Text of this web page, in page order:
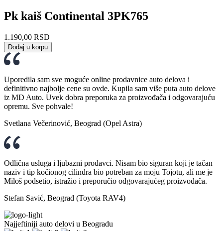
Pk kaiš Continental 3PK765
1.190,00 RSD
Dodaj u korpu
Uporedila sam sve moguće online prodavnice auto delova i
definitivno najbolje cene su ovde. Kupila sam više puta auto delove
iz MD Auto. Uvek dobra preporuka za proizvođača i odgovarajuću
opremu. Sve pohvale!
Svetlana Večerinović, Beograd (Opel Astra)
Odlična usluga i ljubazni prodavci. Nisam bio siguran koji je tačan
naziv i tip kočionog cilindra bio potreban za moju Tojotu, ali me je
Miloš podsetio, istražio i preporučio odgovarajućeg proizvođača.
Stefan Savić, Beograd (Toyota RAV4)
Najjeftiniji auto delovi u Beogradu